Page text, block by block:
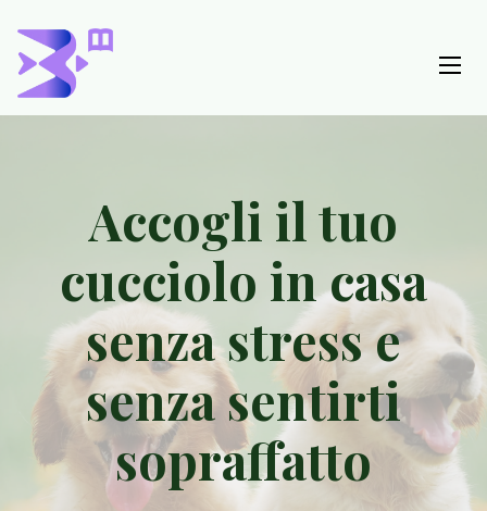
Accogli il tuo
cucciolo in casa
senza stress e
senza sentirti
sopraffatto